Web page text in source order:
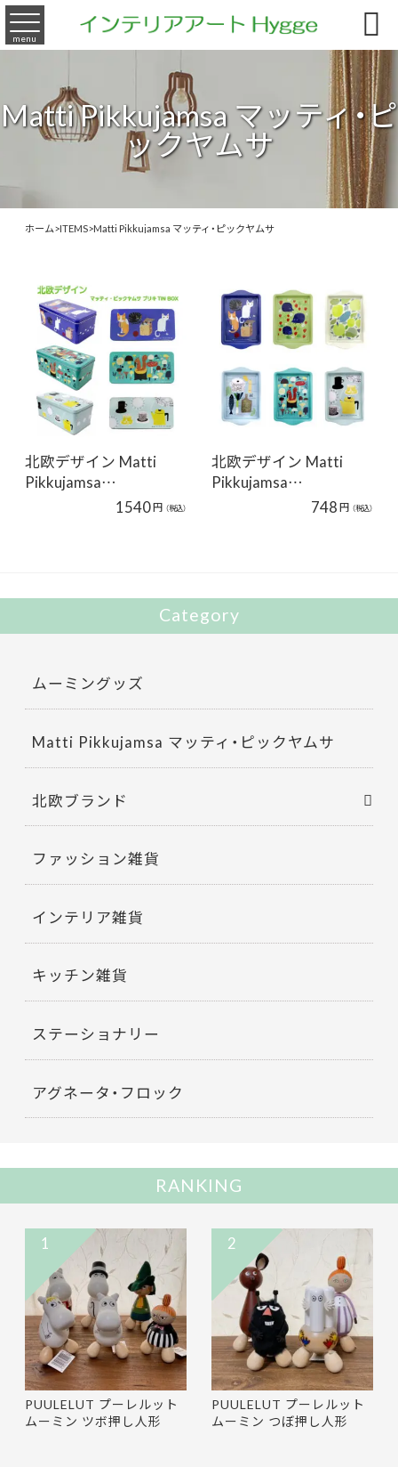
menu 
Matti Pikkujamsa マッティ・ピ
ックヤムサ
ホーム>ITEMS>Matti Pikkujamsa マッティ・ピックヤムサ
北欧デザイン Matti
Pikkujamsa…
1540円 （税込）
北欧デザイン Matti
Pikkujamsa…
748円 （税込）
Category
ムーミングッズ
Matti Pikkujamsa マッティ・ピックヤムサ
北欧ブランド
ファッション雑貨
インテリア雑貨
キッチン雑貨
ステーショナリー
アグネータ・フロック
RANKING
PUULELUT プーレルット
ムーミン ツボ押し人形
1
PUULELUT プーレルット
ムーミン つぼ押し人形
2